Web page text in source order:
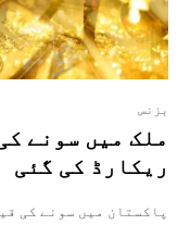
بزنس
ملک میں سونے
ریکارڈ کی گئی
پاکستان میں سونے کی